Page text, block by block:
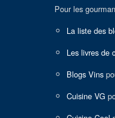
Pour les
La liste des
Les livres de
Blogs Vins
Cuisine VG